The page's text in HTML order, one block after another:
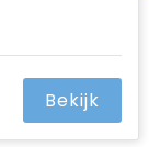
Bekijk